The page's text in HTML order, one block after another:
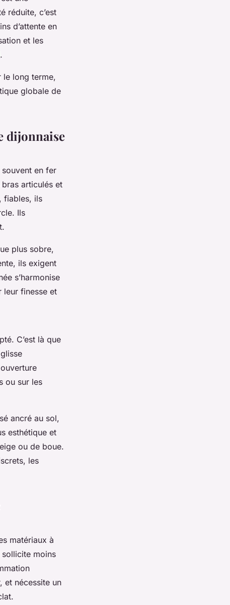
réduite, c’est
d’attente en
et les
.
le long terme,
globale de
dijonnaise
en fer
articulés et
fiables, ils
Ils
plus sobre,
ils exigent
s’harmonise
leur finesse et
C’est là que
ou sur les
ancré au sol,
esthétique et
ou de boue.
les
matériaux à
sollicite moins
et nécessite un